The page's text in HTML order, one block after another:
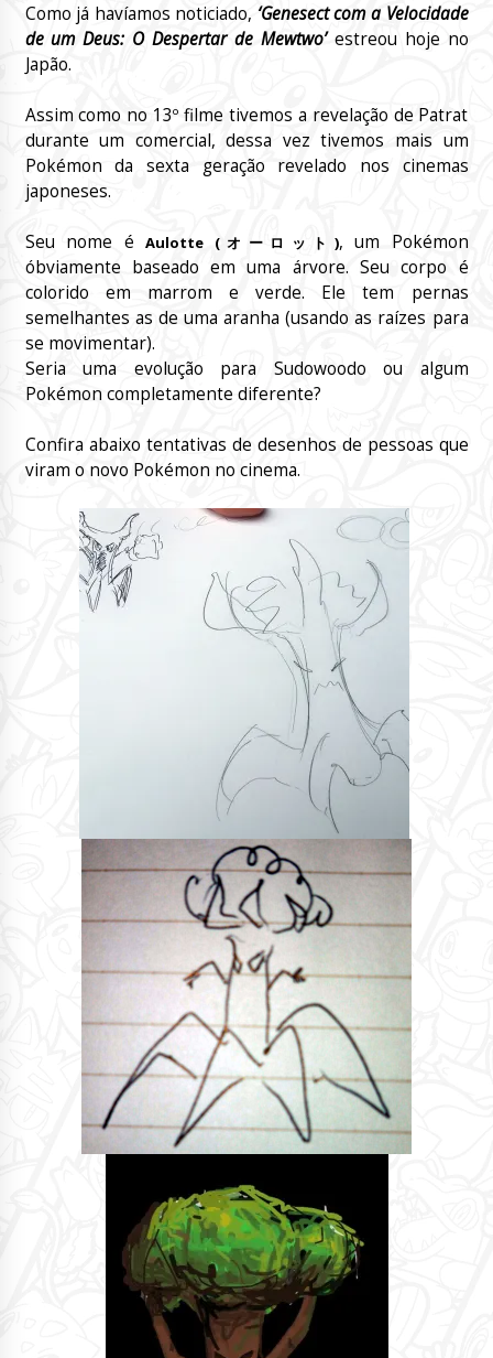
Como já havíamos noticiado, ‘Genesect com a Velocidade
de um Deus: O Despertar de Mewtwo’estreou hoje no
Japão.
Assim como no 13º filme tivemos a revelação de Patrat
durante um comercial, dessa vez tivemos mais um
Pokémon da sexta geração revelado nos cinemas
japoneses.
Seu nome é Aulotte (オーロット), um Pokémon
óbviamente baseado em uma árvore. Seu corpo é
colorido em marrom e verde. Ele tem pernas
semelhantes as de uma aranha (usando as raízes para
se movimentar).
Seria uma evolução para Sudowoodo ou algum
Pokémon completamente diferente?
Confira abaixo tentativas de desenhos de pessoas que
viram o novo Pokémon no cinema.